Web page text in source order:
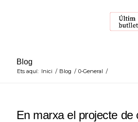
Blog
Ets aquí: Inici / Blog / 0-General /
En marxa el projecte de